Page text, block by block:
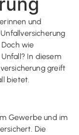
und
wie
In diesem
greift
bietet.
Gewerbe und im
Die